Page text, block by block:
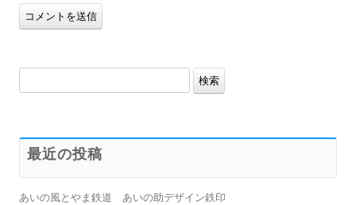
索:
最近の投稿
あいの風とやま鉄道 あいの助デザイン鉄印